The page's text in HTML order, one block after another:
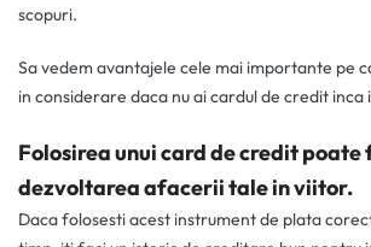
scopuri.
Sa vedem avantajele cele mai importante pe
in considerare daca nu ai cardul de credit
Folosirea unui card de credit
dezvoltarea afacerii tale in viitor.
Daca folosesti acest instrument de plata